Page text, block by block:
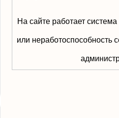
На сайте работает
или неработоспособность